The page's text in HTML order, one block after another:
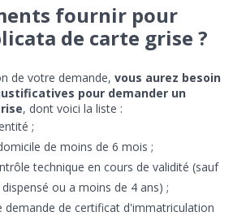
fournir pour
de carte grise ?
de votre demande, vous aurez besoin
pour demander un
, dont voici la liste :
;
de moins de 6 mois ;
technique en cours de validité (sauf
ou a moins de 4 ans) ;
demande de certificat d'immatriculation